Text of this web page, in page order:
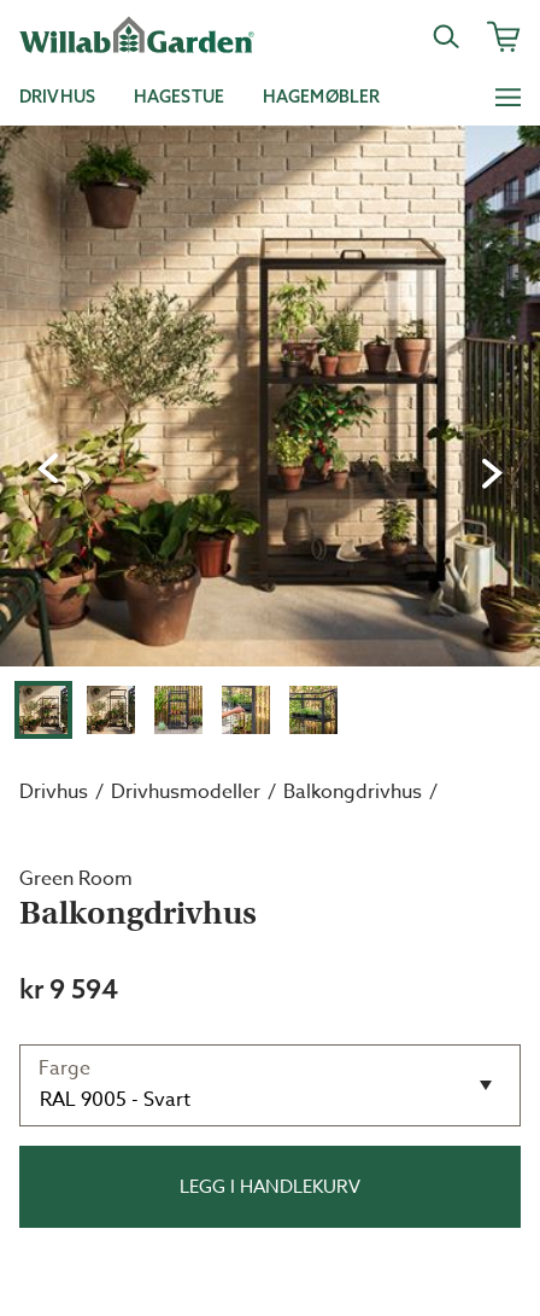
DRIVHUS HAGESTUE HAGEMØBLER
Drivhus Drivhusmodeller Balkongdrivhus
Green Room
Balkongdrivhus
kr 9 594
Farge
LEGG I HANDLEKURV